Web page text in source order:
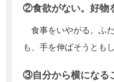
②食欲がない。好物
食事をいやがる。ふ
も、手を伸ばそうともし
③自分から横になる